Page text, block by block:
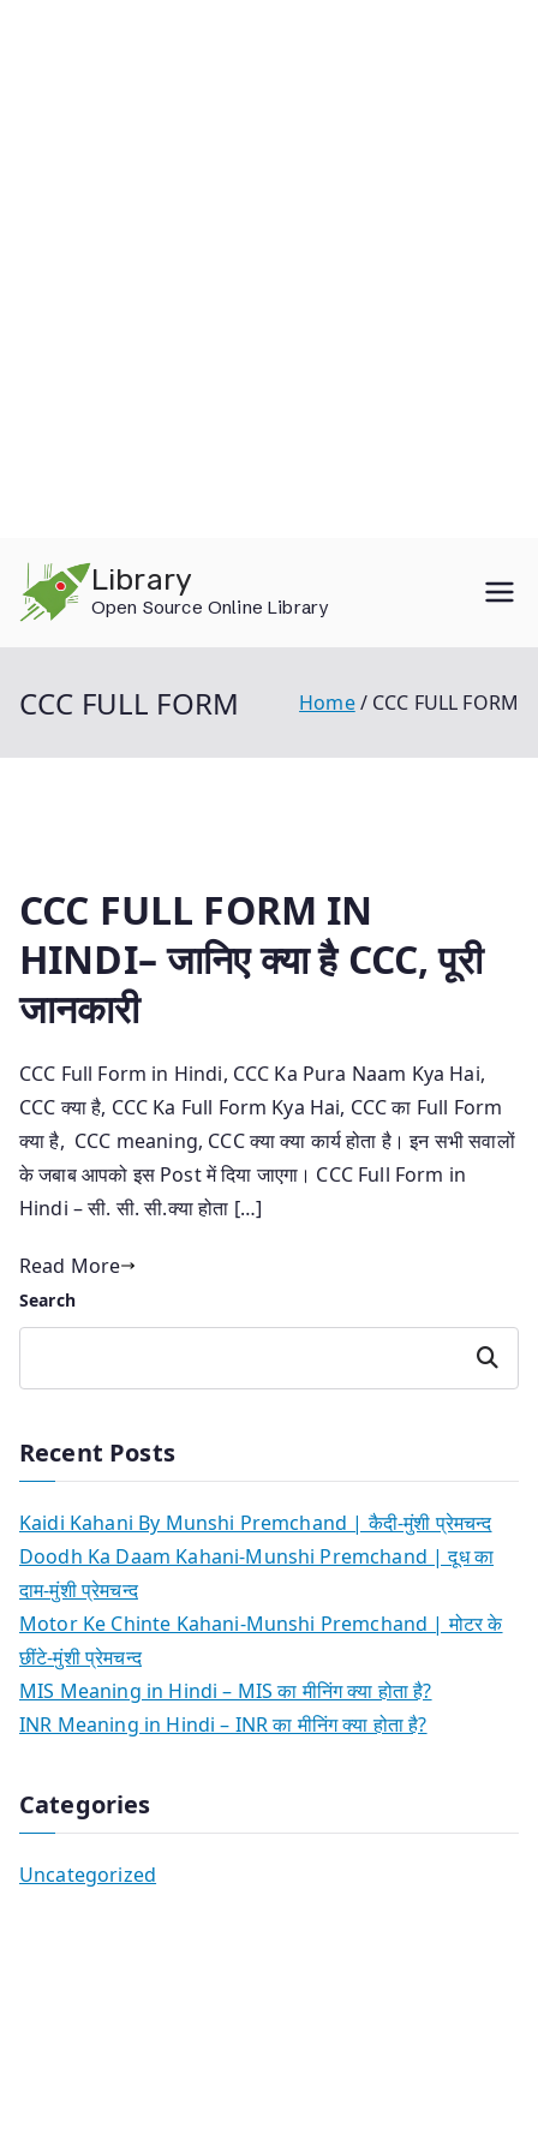
content
Library
Open Source Online Library
CCC FULL FORM Home CCC FULL FORM
CCC FULL FORM IN
HINDI– जानिए क्या है CCC, पूरी
जानकारी
CCC Full Form in Hindi, CCC Ka Pura Naam Kya Hai,
CCC क्या है, CCC Ka Full Form Kya Hai, CCC का Full Form
क्या है, CCC meaning, CCC क्या क्या कार्य होता है। इन सभी सवालों
के जबाब आपको इस Post में दिया जाएगा। CCC Full Form in
Hindi – सी. सी. सी.क्या होता […]
Read More
Search
Search
Recent Posts
Kaidi Kahani By Munshi Premchand | कैदी-मुंशी प्रेमचन्द
Doodh Ka Daam Kahani-Munshi Premchand | दूध का
दाम-मुंशी प्रेमचन्द
Motor Ke Chinte Kahani-Munshi Premchand | मोटर के
छींटे-मुंशी प्रेमचन्द
MIS Meaning in Hindi – MIS का मीनिंग क्या होता है?
INR Meaning in Hindi – INR का मीनिंग क्या होता है?
Categories
Uncategorized